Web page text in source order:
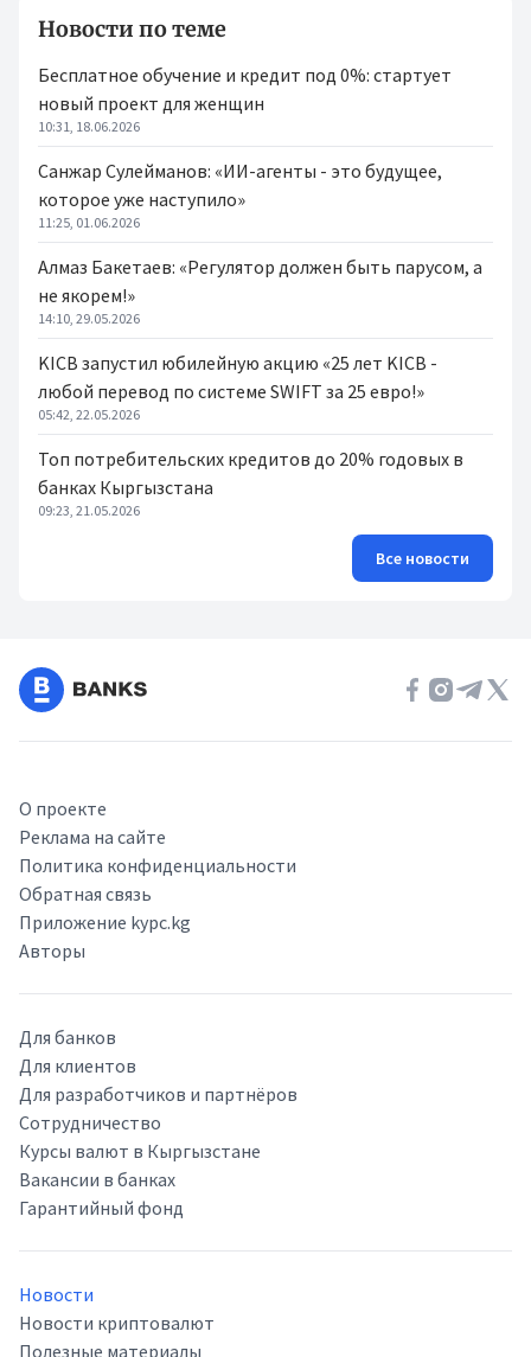
Новости по теме
Бесплатное обучение и кредит под 0%: стартует
новый проект для женщин
10:31, 18.06.2026
Санжар Сулейманов: «ИИ-агенты - это будущее,
которое уже наступило»
11:25, 01.06.2026
Алмаз Бакетаев: «Регулятор должен быть парусом, а
не якорем!»
14:10, 29.05.2026
KICB запустил юбилейную акцию «25 лет KICB -
любой перевод по системе SWIFT за 25 евро!»
05:42, 22.05.2026
Топ потребительских кредитов до 20% годовых в
банках Кыргызстана
09:23, 21.05.2026
Все новости
О проекте
Реклама на сайте
Политика конфиденциальности
Обратная связь
Приложение kypc.kg
Авторы
Для банков
Для клиентов
Для разработчиков и партнёров
Сотрудничество
Курсы валют в Кыргызстане
Вакансии в банках
Гарантийный фонд
Новости
Новости криптовалют
Полезные материалы